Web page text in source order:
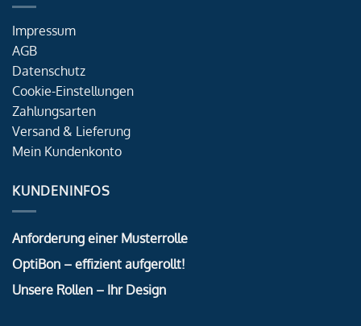
Impressum
AGB
Datenschutz
Cookie-Einstellungen
Zahlungsarten
Versand & Lieferung
Mein Kundenkonto
KUNDENINFOS
Anforderung einer Musterrolle
OptiBon – effizient aufgerollt!
Unsere Rollen – Ihr Design